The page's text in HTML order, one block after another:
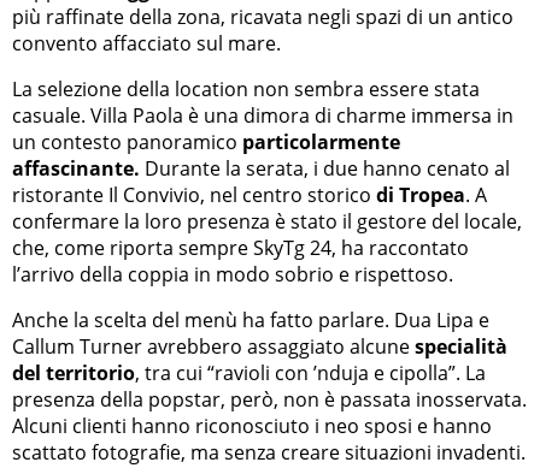
più raffinate della zona, ricavata negli spazi di un antico
convento affacciato sul mare.
La selezione della location non sembra essere stata
casuale. Villa Paola è una dimora di charme immersa in
un contesto panoramico particolarmente
affascinante. Durante la serata, i due hanno cenato al
ristorante Il Convivio, nel centro storico di Tropea. A
confermare la loro presenza è stato il gestore del locale,
che, come riporta sempre SkyTg 24, ha raccontato
l’arrivo della coppia in modo sobrio e rispettoso.
Anche la scelta del menù ha fatto parlare. Dua Lipa e
Callum Turner avrebbero assaggiato alcunespecialità
del territorio, tra cui “ravioli con ’nduja e cipolla”. La
presenza della popstar, però, non è passata inosservata.
Alcuni clienti hanno riconosciuto i neo sposi e hanno
scattato fotografie, ma senza creare situazioni invadenti.